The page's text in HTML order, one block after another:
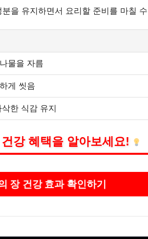
을 유지하면서 요리할 준비를 마칠
물을 자름
게 씻음
한 식감 유지
강 혜택을 알아보세요!
장 건강 효과 확인하기